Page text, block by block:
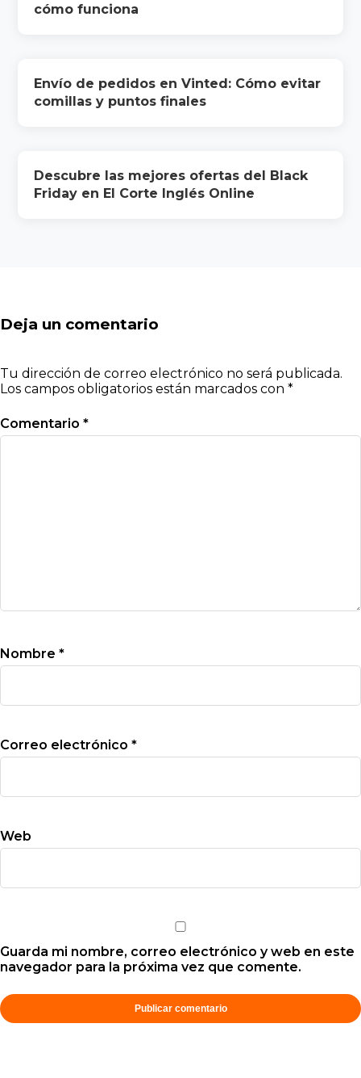
cómo funciona
Envío de pedidos en Vinted: Cómo evitar
comillas y puntos finales
Descubre las mejores ofertas del Black
Friday en El Corte Inglés Online
Deja un comentario
Tu dirección de correo electrónico no será publicada.
Los campos obligatorios están marcados con *
Comentario *
Nombre *
Correo electrónico *
Web
Guarda mi nombre, correo electrónico y web en este
navegador para la próxima vez que comente.